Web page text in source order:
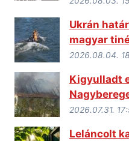
Ukrán
magyar
2026.08.04.
Kigyulladt
2026.07.31.
Leláncolt